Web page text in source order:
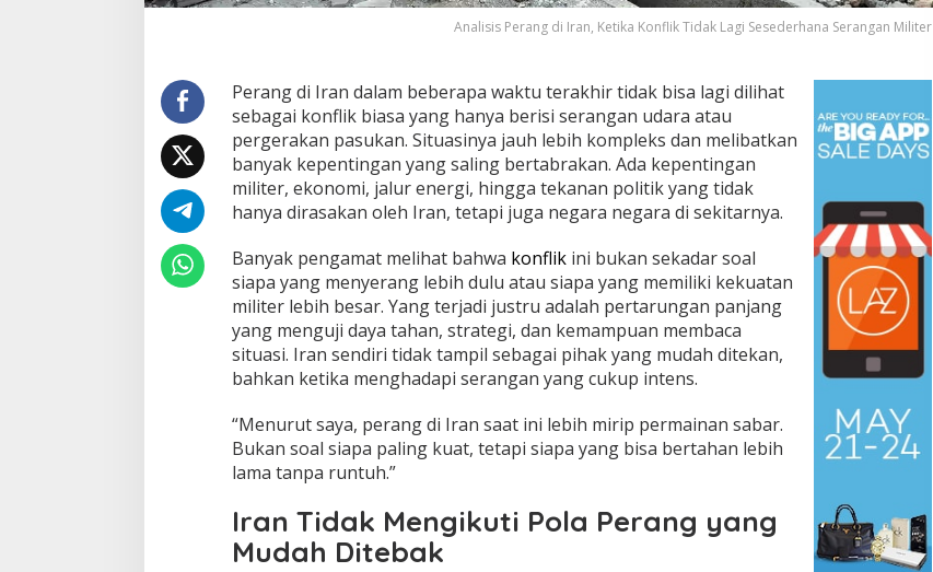
Analisis Perang di Iran, Ketika Konflik Tidak Lagi Sesederhana Serangan Militer
Perang di Iran dalam beberapa waktu terakhir tidak bisa lagi dilihat
sebagai konflik biasa yang hanya berisi serangan udara atau
pergerakan pasukan. Situasinya jauh lebih kompleks dan melibatkan
banyak kepentingan yang saling bertabrakan. Ada kepentingan
militer, ekonomi, jalur energi, hingga tekanan politik yang tidak
hanya dirasakan oleh Iran, tetapi juga negara negara di sekitarnya.
Banyak pengamat melihat bahwa konflikini bukan sekadar soal
siapa yang menyerang lebih dulu atau siapa yang memiliki kekuatan
militer lebih besar. Yang terjadi justru adalah pertarungan panjang
yang menguji daya tahan, strategi, dan kemampuan membaca
situasi. Iran sendiri tidak tampil sebagai pihak yang mudah ditekan,
bahkan ketika menghadapi serangan yang cukup intens.
“Menurut saya, perang di Iran saat ini lebih mirip permainan sabar.
Bukan soal siapa paling kuat, tetapi siapa yang bisa bertahan lebih
lama tanpa runtuh.”
Iran Tidak Mengikuti Pola Perang yang
Mudah Ditebak